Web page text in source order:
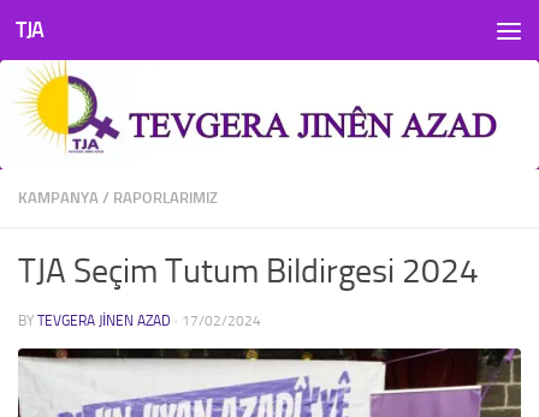
Skip to content
TJA
KAMPANYA / RAPORLARIMIZ
TJA Seçim Tutum Bildirgesi 2024
BY TEVGERA JINEN AZAD · 17/02/2024